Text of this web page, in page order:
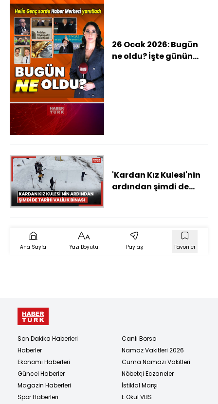
26 Ocak 2026: Bugün
ne oldu? İşte günün
'Kardan Kız Kulesi'nin
ardından şimdi de
Ana Sayfa Yazı Boyutu Paylaş Favoriler
Son Dakika Haberleri
Haberler
Ekonomi Haberleri
Güncel Haberler
Magazin Haberleri
Spor Haberleri
Canlı Borsa
Namaz Vakitleri 2026
Cuma Namazı Vakitleri
Nöbetçi Eczaneler
İstiklal Marşı
E Okul VBS